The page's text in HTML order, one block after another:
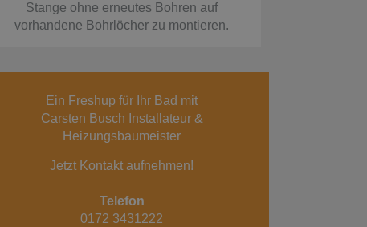
Stange ohne erneutes Bohren auf
vorhandene Bohrlöcher zu montieren.
Ein Freshup für Ihr Bad mit
Carsten Busch Installateur &
Heizungsbaumeister
Jetzt Kontakt aufnehmen!
Telefon
0172 3431222